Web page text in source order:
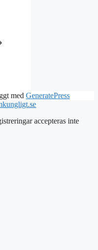
Etiketter
med GeneratePress
accepteras inte